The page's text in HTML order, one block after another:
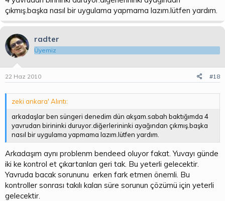
çıkmış.başka nasıl bir uygulama yapmama lazım.lütfen yardım.
radter
Üyemiz
22 Haz 2010 #18
zeki ankara' Alıntı:
arkadaşlar ben süngeri denedim dün akşam.sabah baktığımda 4
yavrudan birininki duruyor.diğerlerininki ayağından çıkmış.başka
nasıl bir uygulama yapmama lazım.lütfen yardım.
Arkadaşım aynı problenm bendeed oluyor fakat. Yuvayı günde
iki ke kontrol et çıkartanları geri tak. Bu yeterli gelecektir.
Yavruda bacak sorununu erken fark etmen önemli. Bu
kontroller sonrası takılı kalan süre sorunun çözümü için yeterli
gelecektir.